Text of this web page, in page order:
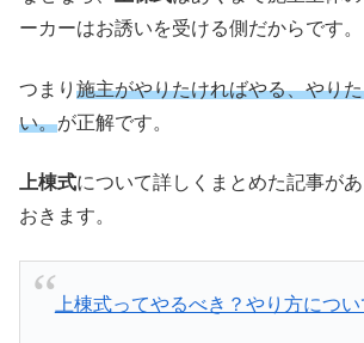
ーカーはお誘いを受ける側だからです。
つまり 施主がやりたければやる、やり
い。が正解です。
上棟式について詳しくまとめた記事が
おきます。
上棟式ってやるべき？やり方につい